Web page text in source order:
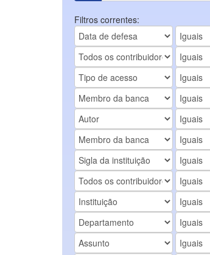
Filtros correntes: